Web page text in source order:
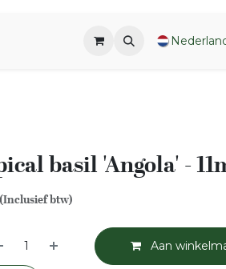
basil 'Angola' -
(Inclusief btw)
Aan